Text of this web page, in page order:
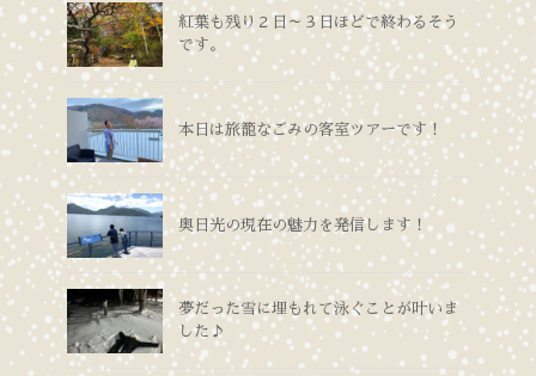
紅葉も残り２日～３日ほどで終わるそう
です。
本日は旅籠なごみの客室ツアーです！
奥日光の現在の魅力を発信します！
夢だった雪に埋もれて泳ぐことが叶いま
した♪